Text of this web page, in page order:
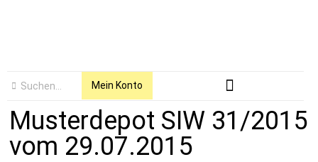
Mein Konto
Musterdepot SIW 31/2015
vom 29.07.2015